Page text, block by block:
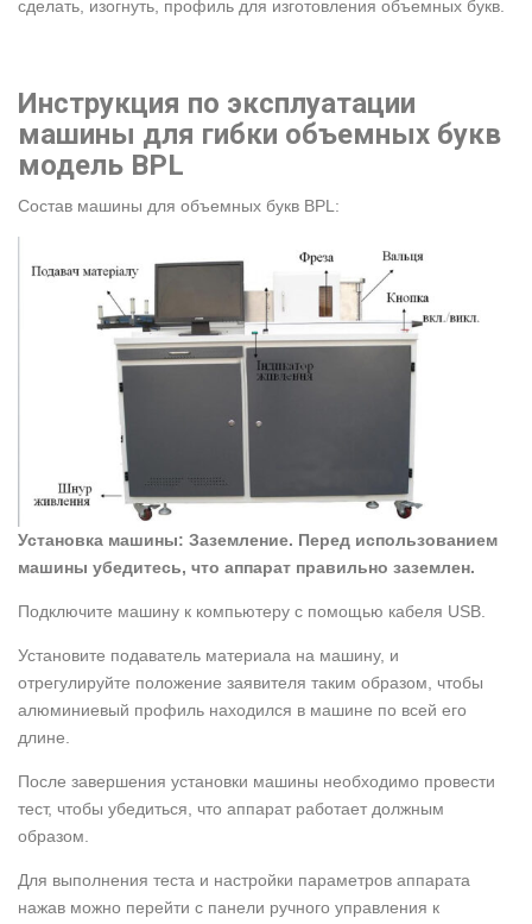
сделать, изогнуть, профиль для изготовления объемных букв.
Инструкция по эксплуатации
машины для гибки объемных букв
модель BPL
Состав машины для объемных букв BPL:
Установка машины: Заземление. Перед использованием
машины убедитесь, что аппарат правильно заземлен.
Подключите машину к компьютеру с помощью кабеля USB.
Установите подаватель материала на машину, и
отрегулируйте положение заявителя таким образом, чтобы
алюминиевый профиль находился в машине по всей его
длине.
После завершения установки машины необходимо провести
тест, чтобы убедиться, что аппарат работает должным
образом.
Для выполнения теста и настройки параметров аппарата
нажав можно перейти с панели ручного управления к